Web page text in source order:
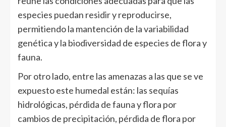
especies puedan residir y reproducirse,
permitiendo la mantención de la variabilidad
genética y la biodiversidad de especies de flora y
fauna.
Por otro lado, entre las amenazas a las que se ve
expuesto este humedal están: las sequías
hidrológicas, pérdida de fauna y flora por
cambios de precipitación, pérdida de flora por